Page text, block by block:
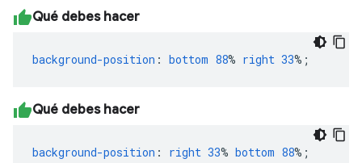
Qué debes hacer
background-position : bottom 88% right 33%;
Qué debes hacer
background-position : right 33% bottom 88%;